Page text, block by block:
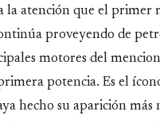
la atención que el
proveyendo de
motores del
potencia. Es el
hecho su aparición más